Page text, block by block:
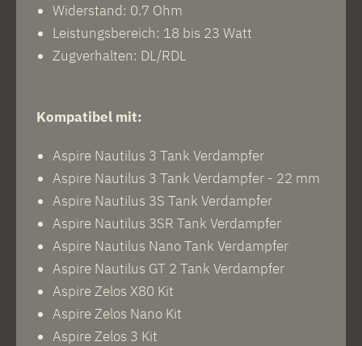
Widerstand: 0.7 Ohm
Leistungsbereich: 18 bis 23 Watt
Zugverhalten: DL/RDL
Kompatibel mit:
Aspire Nautilus 3 Tank Verdampfer
Aspire Nautilus 3 Tank Verdampfer - 22 mm
Aspire Nautilus 3S Tank Verdampfer
Aspire Nautilus 3SR Tank Verdampfer
Aspire Nautilus Nano Tank Verdampfer
Aspire Nautilus GT 2 Tank Verdampfer
Aspire Zelos X80 Kit
Aspire Zelos Nano Kit
Aspire Zelos 3 Kit